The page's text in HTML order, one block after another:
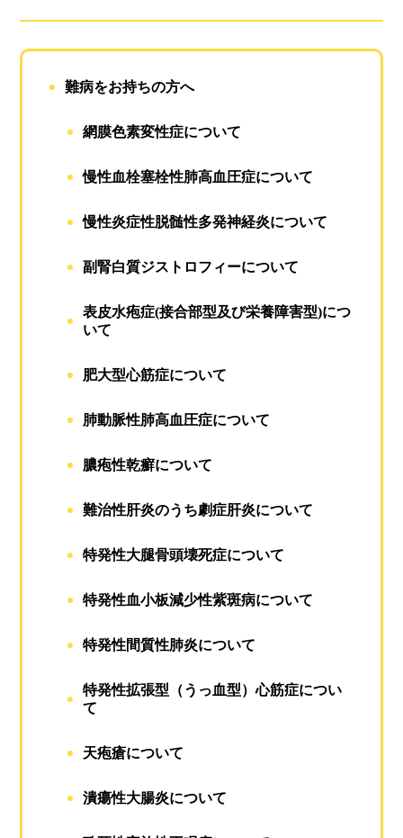
難病をお持ちの方へ
網膜色素変性症について
慢性血栓塞栓性肺高血圧症について
慢性炎症性脱髄性多発神経炎について
副腎白質ジストロフィーについて
表皮水疱症(接合部型及び栄養障害型)につ
いて
肥大型心筋症について
肺動脈性肺高血圧症について
膿疱性乾癬について
難治性肝炎のうち劇症肝炎について
特発性大腿骨頭壊死症について
特発性血小板減少性紫斑病について
特発性間質性肺炎について
特発性拡張型（うっ血型）心筋症につい
て
天疱瘡について
潰瘍性大腸炎について